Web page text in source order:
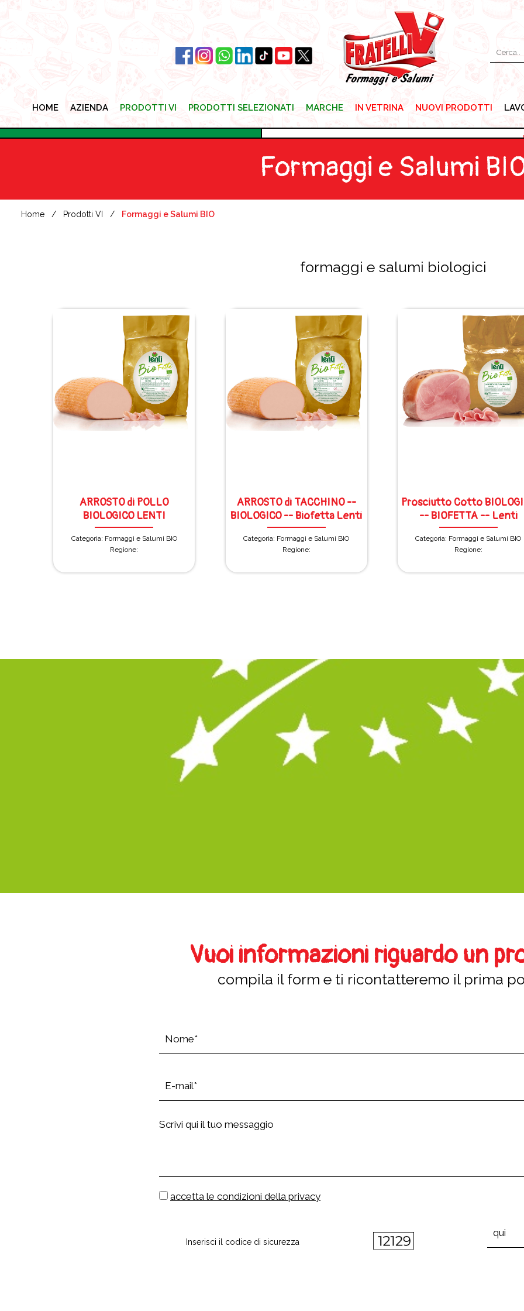
HOME AZIENDA PRODOTTI VI PRODOTTI SELEZIONATI MARCHE IN VETRINA NUOVI PRODOTTI
IN VETRINA NUOVI PRODOTTI
Formaggi e Salumi
Home Prodotti VI Formaggi e Salumi BIO
formaggi e salumi biologici
ARROSTO di POLLO
BIOLOGICO LENTI
Categoria: Formaggi e Salumi BIO
Regione:
ARROSTO di TACCHINO --
BIOLOGICO -- Biofetta Lenti
Categoria: Formaggi e Salumi BIO
Regione:
Prosciutto Cotto
-- BIOFETTA -- Lenti
Categoria: Formaggi e Salumi BIO
Regione:
Vuoi informazioni riguardo un
compila il form e ti ricontatteremo il prima
accetta le condizioni della privacy
Inserisci il codice di sicurezza